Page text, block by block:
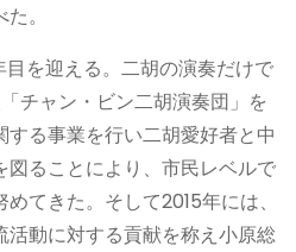
。
を迎える。二胡の演奏だけで
チャン・ビン二胡演奏団」を
る事業を行い二胡愛好者と中
図ることにより、市民レベルで
てきた。そして2015年には、
活動に対する貢献を称え小原総